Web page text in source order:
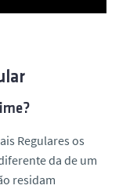
Regulares os
da de um
residam